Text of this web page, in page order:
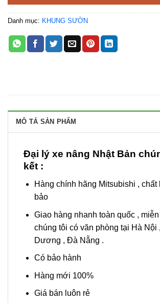
Danh mục: KHUNG SƯỜN
MÔ TẢ SẢN PHẨM
Đại lý xe nâng Nhật Bản
kết :
Hàng chính hãng Mitsubishi ,
bảo
Giao hàng nhanh toàn quốc ,
chúng tôi có văn phòng tại Hà Nội
Dương , Đà Nẵng .
Có bảo hành
Hàng mới 100%
Giá bán luôn rẻ